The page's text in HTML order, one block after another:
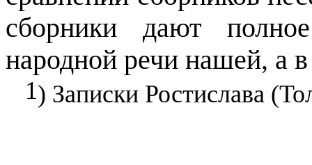
сборники дают
народной речи нашей, а
1) Записки Ростислава